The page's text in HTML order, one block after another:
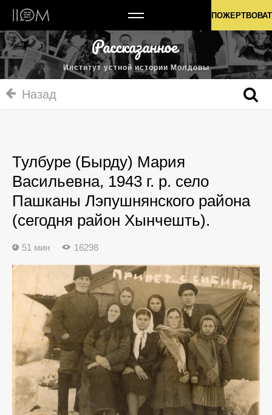
Институт устной истории Молдовы
Институт устной истории Молдовы
Назад
Тулбуре (Бырду) Мария
Васильевна, 1943 г. р. село
Пашканы Лэпушнянского района
(сегодня район Хынчешть).
51 мин 16298